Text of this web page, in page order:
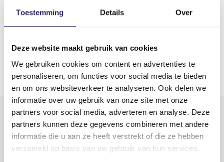
Toestemming Details Over
Deze website maakt gebruik van cookies
We gebruiken cookies om content en advertenties te
personaliseren, om functies voor social media te bieden
en om ons websiteverkeer te analyseren. Ook delen we
informatie over uw gebruik van onze site met onze
partners voor social media, adverteren en analyse. Deze
partners kunnen deze gegevens combineren met andere
informatie die u aan ze heeft verstrekt of die ze hebben
verzameld op basis van uw gebruik van hun services.
geschikt leefgebied te blijven bieden, zou er een nieuwe
van de huidige poel nog padden aanwezig zijn, worden
deze dieren met de hand gevangen en naar de nieuwe
poel verhuisd.
Meer nieuws